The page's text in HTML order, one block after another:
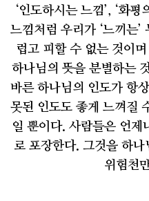
‘인도하시는 느낌’, ‘화평
느낌처럼 우리가 ‘느끼는’
럽고 피할 수 없는 것이
하나님의 뜻을 분별하는
바른 하나님의 인도가 항
못된 인도도 좋게 느껴질
일 뿐이다. 사람들은 언제
로 포장한다. 그것을 하나
위험천